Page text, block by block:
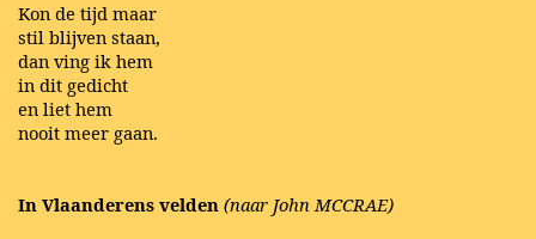
Kon de tijd maar
stil blijven staan,
dan ving ik hem
in dit gedicht
en liet hem
nooit meer gaan.
In Vlaanderens velden (naar John MCCRAE)